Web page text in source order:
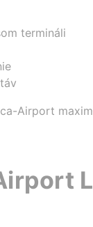
termináli
Airport